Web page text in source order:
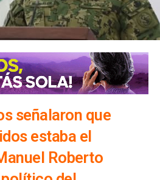
señalaron que
estaba el
Roberto